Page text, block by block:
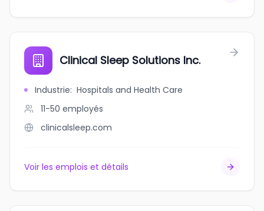
Clinical Sleep Solutions Inc.
Industrie: Hospitals and Health Care
11-50 employés
clinicalsleep.com
Voir les emplois et détails